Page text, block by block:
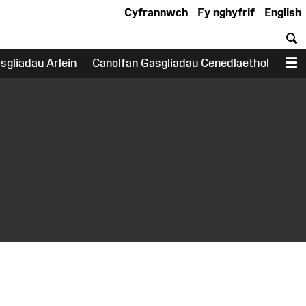
English
Fy nghyfrif
Cyfrannwch
Arlein Canolfan Gasgliadau Cenedlaethol